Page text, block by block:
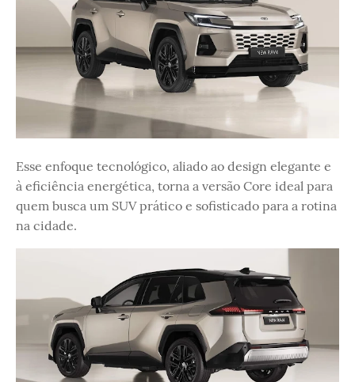
Esse enfoque tecnológico, aliado ao design elegante e
à eficiência energética, torna a versão Core ideal para
quem busca um SUV prático e sofisticado para a rotina
na cidade.